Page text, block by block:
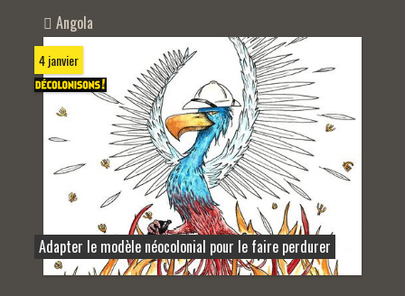
Angola
4 janvier
Adapter le modèle néocolonial pour le faire perdurer